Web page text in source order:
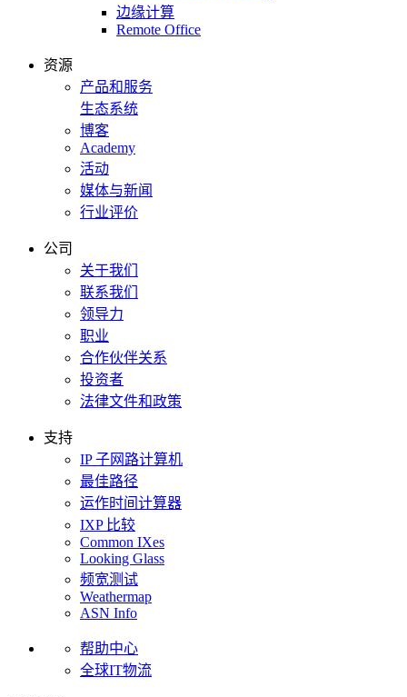
边缘计算
Remote Office
资源
产品和服务
生态系统
博客
Academy
活动
媒体与新闻
行业评价
公司
关于我们
联系我们
领导力
职业
合作伙伴关系
投资者
法律文件和政策
支持
IP 子网路计算机
最佳路径
运作时间计算器
IXP 比较
Common IXes
Looking Glass
频宽测试
Weathermap
ASN Info
帮助中心
全球IT物流